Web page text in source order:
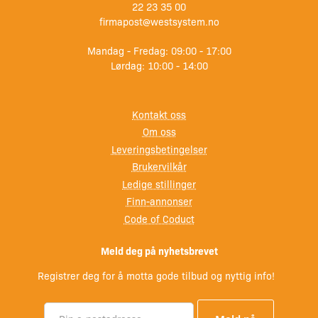
Flåten er utstyrt med reflekser og signalfarger som gir
høy synlighet i dagslys og mørke. I tillegg har den en
fra redningsmannskaper i mørke eller dårlige værforhold.
Interiøret er konstruert for å beskytte de nødstedte mot
elementene, med overbygg og ventilasjonsåpninger som
reduserer kondens. Den beskytter effektivt mot vind og
sjøsprøyt, og gir isolasjon mot kulde for å opprettholde
drikkevannsposer og førstehjelpsutstyr, tilpasset
Innhold:
22 23 35 00
firmapost@westsystem.no
Mandag - Fredag: 09:00 - 17:00
Lørdag: 10:00 - 14:00
Kontakt oss
Om oss
Leveringsbetingelser
Brukervilkår
Ledige stillinger
Finn-annonser
Code of Coduct
Meld deg på nyhetsbrevet
Registrer deg for å motta gode tilbud og nyttig info!